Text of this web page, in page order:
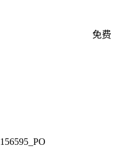
156595_PO
免费